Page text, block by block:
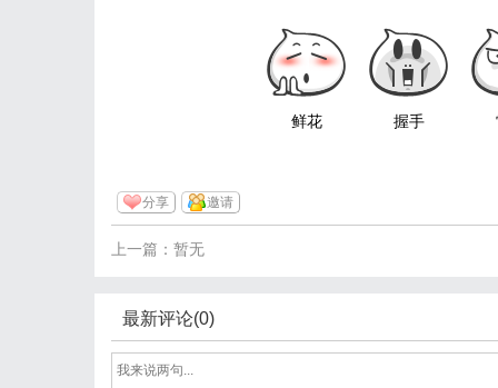
鲜花 握手
分享 邀请
上一篇：暂无
最新评论(0)